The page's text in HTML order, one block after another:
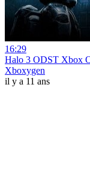
16:29
Halo 3 ODST Xbox
Xboxygen
il y a 11 ans